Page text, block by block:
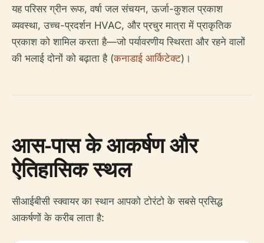
यह परिसर ग्रीन रूफ, वर्षा जल संचयन, ऊर्जा-कुशल प्रकाश
व्यवस्था, उच्च-प्रदर्शन HVAC, और प्रचुर मात्रा में प्राकृतिक
प्रकाश को शामिल करता है—जो पर्यावरणीय स्थिरता और रहने वालों
की भलाई दोनों को बढ़ाता है (कनाडाई आर्किटेक्ट)।
आस-पास के आकर्षण और
ऐतिहासिक स्थल
सीआईबीसी स्क्वायर का स्थान आपको टोरंटो के सबसे प्रसिद्ध
आकर्षणों के करीब लाता है: